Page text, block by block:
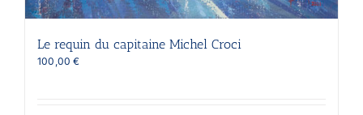
Le requin du capitaine Michel Croci
100,00€